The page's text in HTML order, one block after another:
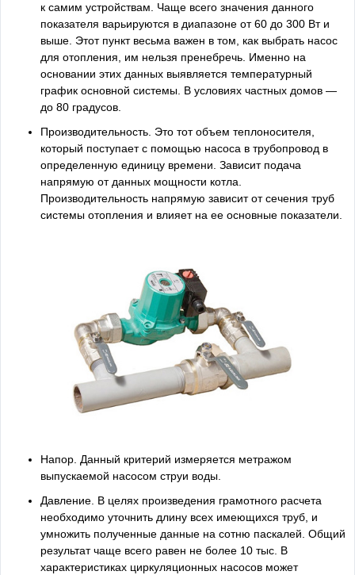
к самим устройствам. Чаще всего значения данного
показателя варьируются в диапазоне от 60 до 300 Вт и
выше. Этот пункт весьма важен в том, как выбрать насос
для отопления, им нельзя пренебречь. Именно на
основании этих данных выявляется температурный
график основной системы. В условиях частных домов —
до 80 градусов.
Производительность. Это тот объем теплоносителя,
который поступает с помощью насоса в трубопровод в
определенную единицу времени. Зависит подача
напрямую от данных мощности котла.
Производительность напрямую зависит от сечения труб
системы отопления и влияет на ее основные показатели.
Напор. Данный критерий измеряется метражом
выпускаемой насосом струи воды.
Давление. В целях произведения грамотного расчета
необходимо уточнить длину всех имеющихся труб, и
умножить полученные данные на сотню паскалей. Общий
результат чаще всего равен не более 10 тыс. В
характеристиках циркуляционных насосов может